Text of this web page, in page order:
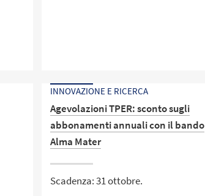
INNOVAZIONE E RICERCA
Agevolazioni TPER: sconto sugli
abbonamenti annuali con il bando
Alma Mater
Scadenza: 31 ottobre.